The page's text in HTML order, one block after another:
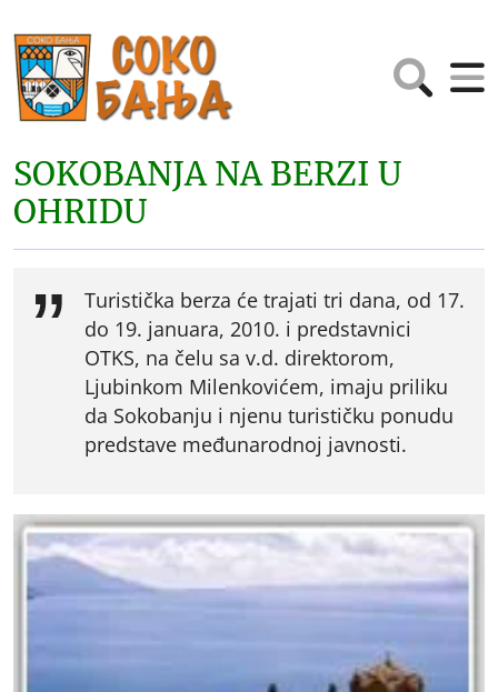
SOKOBANJA NA BERZI U
OHRIDU
Turistička berza će trajati tri dana, od 17.
do 19. januara, 2010. i predstavnici
OTKS, na čelu sa v.d. direktorom,
Ljubinkom Milenkovićem, imaju priliku
da Sokobanju i njenu turističku ponudu
predstave međunarodnoj javnosti.